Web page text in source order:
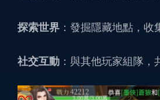
探索世界 ：發掘隱藏地點，收
社交互動 ：與其他玩家組隊